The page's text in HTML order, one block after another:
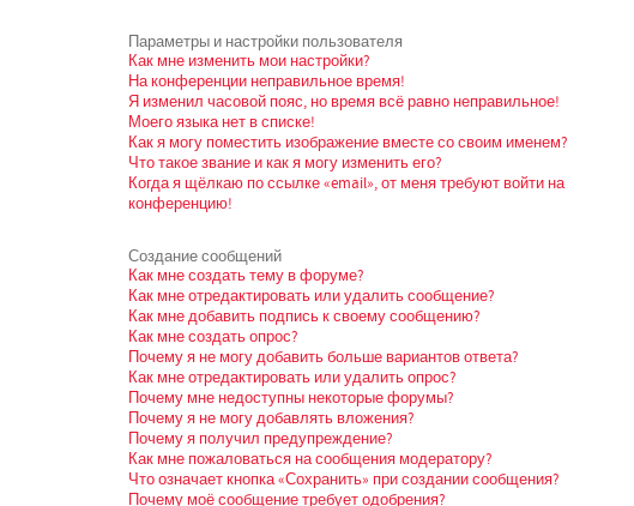
Параметры и настройки пользователя
Как мне изменить мои настройки?
На конференции неправильное время!
Я изменил часовой пояс, но время всё равно неправильное!
Моего языка нет в списке!
Как я могу поместить изображение вместе со своим именем?
Что такое звание и как я могу изменить его?
Когда я щёлкаю по ссылке «email», от меня требуют войти на
конференцию!
Создание сообщений
Как мне создать тему в форуме?
Как мне отредактировать или удалить сообщение?
Как мне добавить подпись к своему сообщению?
Как мне создать опрос?
Почему я не могу добавить больше вариантов ответа?
Как мне отредактировать или удалить опрос?
Почему мне недоступны некоторые форумы?
Почему я не могу добавлять вложения?
Почему я получил предупреждение?
Как мне пожаловаться на сообщения модератору?
Что означает кнопка «Сохранить» при создании сообщения?
Почему моё сообщение требует одобрения?